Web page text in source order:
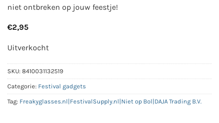
niet ontbreken op jouw feestje!
€2,95
Uitverkocht
SKU: 8410031132519
Categorie: Festival gadgets
Tag: Freakyglasses.nl|FestivalSupply.nl|Niet op Bol|DAJA Trading B.V.